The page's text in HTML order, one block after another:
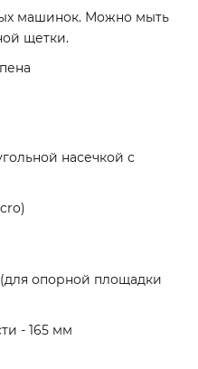
машинок. Можно мыть
щетки.
насечкой с
опорной площадки
- 165 мм